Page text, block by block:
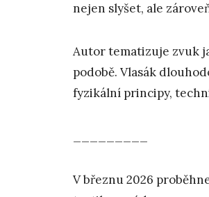
nejen slyšet, ale
Autor tematizuje zvuk
podobě. Vlasák
fyzikální principy,
V březnu 2026